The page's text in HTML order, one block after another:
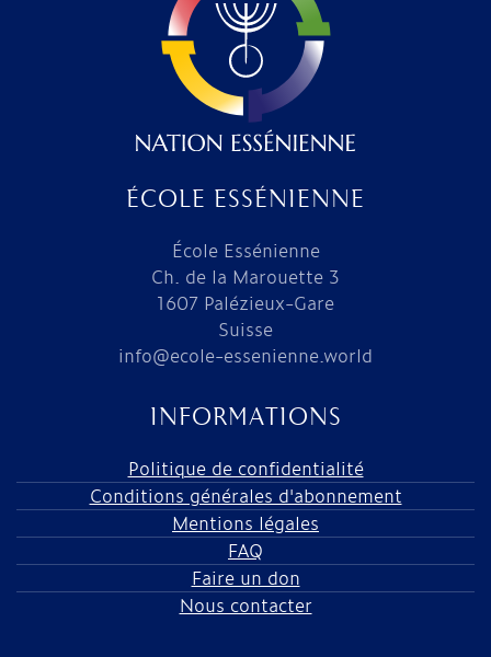
ÉCOLE ESSÉNIENNE
École Essénienne
Ch. de la Marouette 3
1607 Palézieux-Gare
Suisse
info@ecole-essenienne.world
INFORMATIONS
Politique de confidentialité
Conditions générales d'abonnement
Mentions légales
FAQ
Faire un don
Nous contacter